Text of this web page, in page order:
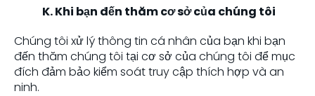
K. Khi bạn đến thăm cơ sở của chúng tôi
Chúng tôi xử lý thông tin cá nhân của bạn khi bạn
đến thăm chúng tôi tại cơ sở của chúng tôi để mục
đích đảm bảo kiểm soát truy cập thích hợp và an
ninh.